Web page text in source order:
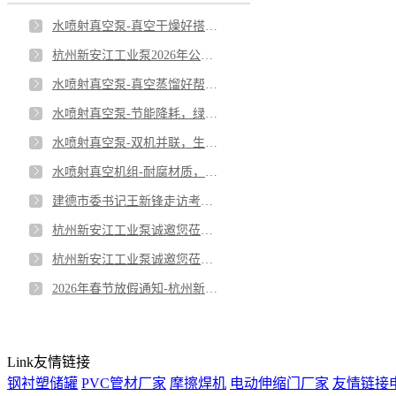
Link友情链接
钢衬塑储罐 PVC管材厂家 摩擦焊机 电动伸缩门厂家 友情链接